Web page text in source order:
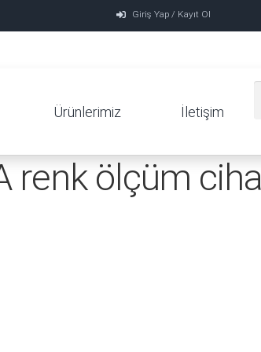
Giriş Yap / Kayıt Ol
Ürünlerimiz İletişim
renk ölçüm